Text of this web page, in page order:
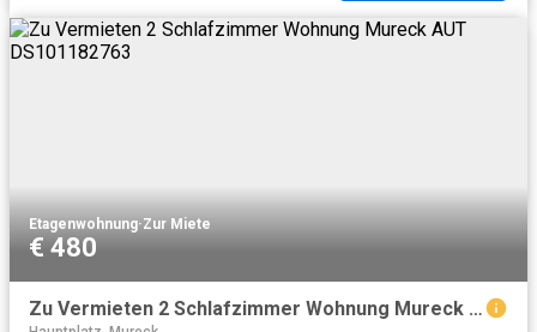
Etagenwohnung·Zur Miete
€ 480
Zu Vermieten 2 Schlafzimmer Wohnung Mureck AUT DS101182763